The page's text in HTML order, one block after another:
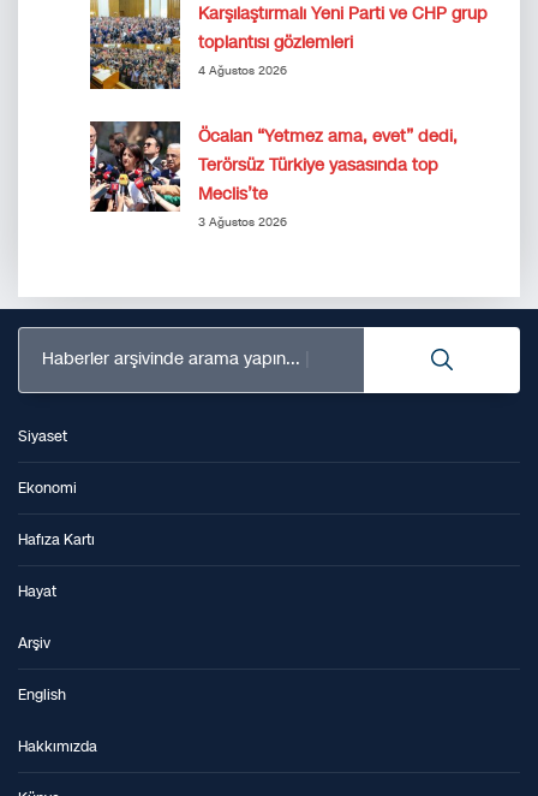
Karşılaştırmalı Yeni Parti ve CHP grup
toplantısı gözlemleri
4 Ağustos 2026
Öcalan “Yetmez ama, evet” dedi,
Terörsüz Türkiye yasasında top
Meclis’te
3 Ağustos 2026
Haberler arşivinde arama yapın...
Siyaset
Ekonomi
Hafıza Kartı
Hayat
Arşiv
English
Hakkımızda